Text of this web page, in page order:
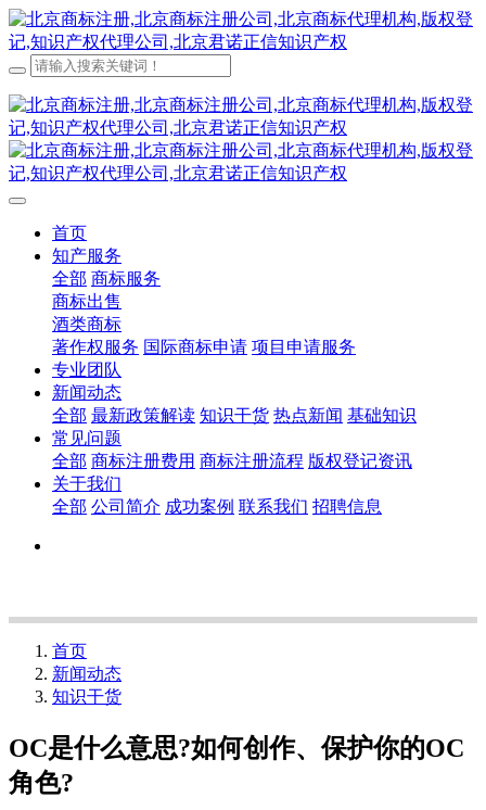
首页
知产服务
全部 商标服务
商标出售
酒类商标
著作权服务 国际商标申请 项目申请服务
专业团队
新闻动态
全部 最新政策解读 知识干货 热点新闻 基础知识
常见问题
全部 商标注册费用 商标注册流程 版权登记资讯
关于我们
全部 公司简介 成功案例 联系我们 招聘信息
首页
新闻动态
知识干货
OC是什么意思?如何创作、保护你的OC
角色?